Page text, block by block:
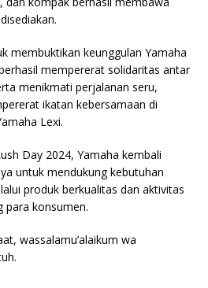
membuktikan keunggulan Yamaha
mempererat solidaritas antar
menikmati perjalanan seru,
ikatan kebersamaan di
Lexi.
Day 2024, Yamaha kembali
untuk mendukung kebutuhan
produk berkualitas dan aktivitas
para konsumen.
wassalamu’alaikum wa